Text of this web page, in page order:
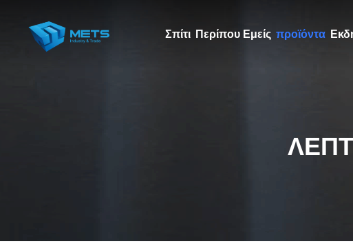
Σπίτι Περίπου Εμείς προϊόντα